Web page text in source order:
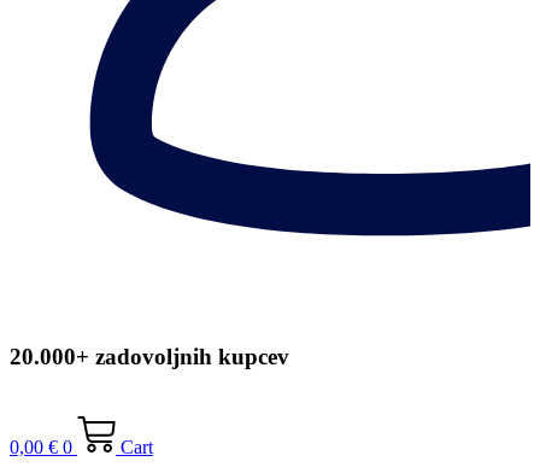
20.000+ zadovoljnih kupcev
0,00 € 0
Cart